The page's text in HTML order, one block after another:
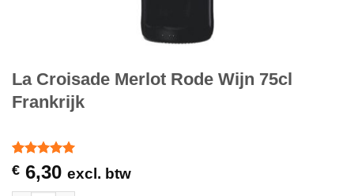
La Croisade Merlot Rode Wijn 75cl
Frankrijk
Waardering
5op 5
gebaseerd
3
€ 6,30 excl. btw